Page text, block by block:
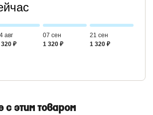
авг
320 ₽
07 сен
1 320 ₽
21 сен
1 320 ₽
с этим товаром